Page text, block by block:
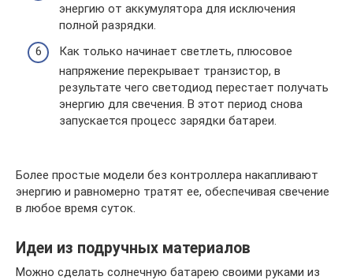
энергию от аккумулятора для исключения
полной разрядки.
Как только начинает светлеть, плюсовое
напряжение перекрывает транзистор, в
результате чего светодиод перестает получать
энергию для свечения. В этот период снова
запускается процесс зарядки батареи.
Более простые модели без контроллера накапливают
энергию и равномерно тратят ее, обеспечивая свечение
в любое время суток.
Идеи из подручных материалов
Можно сделать солнечную батарею своими руками из